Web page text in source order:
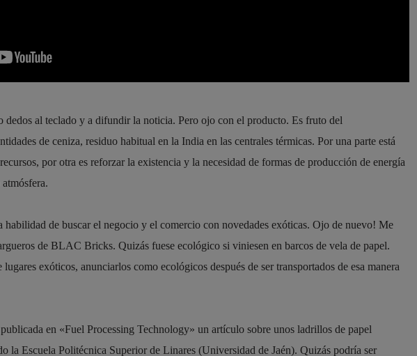
dedos al teclado y a difundir la noticia. Pero ojo con el producto. Es fruto del
de ceniza, residuo habitual en la India en las centrales térmicas. Por una parte está
por otra es reforzar la existencia y la necesidad de formas de producción de energía
habilidad de buscar el negocio y el comercio con novedades exóticas. Ojo de nuevo! Me
de BLAC Bricks. Quizás fuese ecológico si viniesen en barcos de vela de papel.
exóticos, anunciarlos como ecológicos después de ser transportados de esa manera
en «Fuel Processing Technology» un artículo sobre unos ladrillos de papel
la Escuela Politécnica Superior de Linares (Universidad de Jaén). Quizás podría ser